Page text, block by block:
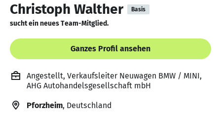
Christoph Walther Basis
sucht ein neues Team-Mitglied.
Ganzes Profil ansehen
Angestellt, Verkaufsleiter Neuwagen BMW / MINI,
AHG Autohandelsgesellschaft mbH
Pforzheim, Deutschland